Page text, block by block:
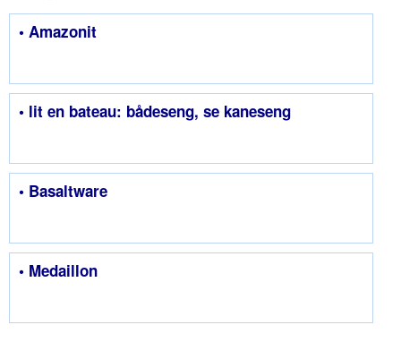
• Amazonit
• lit en bateau: bådeseng, se kaneseng
• Basaltware
• Medaillon